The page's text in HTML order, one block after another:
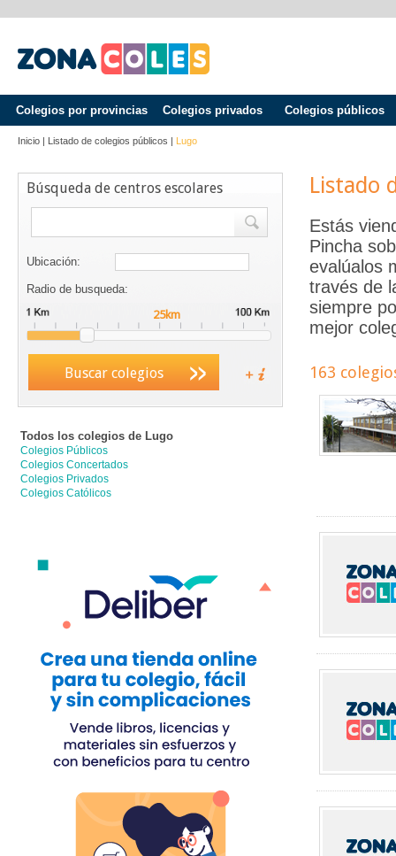
Colegios por provincias Colegios privados Colegios públicos
Inicio | Listado de colegios públicos | Lugo
Búsqueda de centros escolares
Ubicación:
Radio de busqueda:
Buscar colegios
Todos los colegios de Lugo
Colegios Públicos
Colegios Concertados
Colegios Privados
Colegios Católicos
Listado
Estás
Pincha
evalúalos
través de
siempre
mejor
163